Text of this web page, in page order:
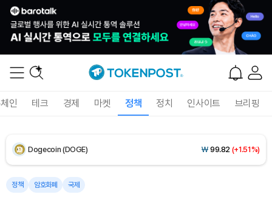
인 테크 경제 마켓 정책 정치 인사이트 브리핑
Solana (SOL) ₩ 106,971(+2.95%)
Bitcoin (BTC) 91,488,887(+0.06%)
정책 암호화폐 국제